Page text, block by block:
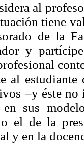
al
tiene
de la
y
al
–y éste no
en sus
el de la
y en la